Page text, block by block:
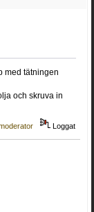
med tätningen
och skruva in
Loggat